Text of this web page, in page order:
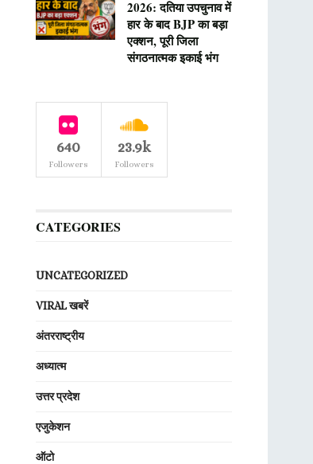
2026: दतिया उपचुनाव में
हार के बाद BJP का बड़ा
एक्शन, पूरी जिला
संगठनात्मक इकाई भंग
640
Followers
23.9k
Followers
CATEGORIES
UNCATEGORIZED
VIRAL खबरें
अंतरराष्ट्रीय
अध्यात्म
उत्तर प्रदेश
एजुकेशन
ऑटो